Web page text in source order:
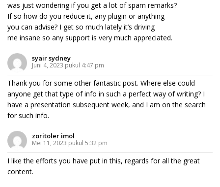
was just wondering if you get a lot of spam remarks?
If so how do you reduce it, any plugin or anything
you can advise? I get so much lately it’s driving
me insane so any support is very much appreciated.
syair sydney
Juni 4, 2023 pukul 4:47 pm
Thank you for some other fantastic post. Where else could
anyone get that type of info in such a perfect way of writing? I
have a presentation subsequent week, and I am on the search
for such info.
zoritoler imol
Mei 11, 2023 pukul 5:32 pm
I like the efforts you have put in this, regards for all the great
content.